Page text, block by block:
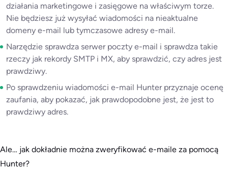
działania marketingowe i zasięgowe na właściwym torze.
Nie będziesz już wysyłać wiadomości na nieaktualne
domeny e-mail lub tymczasowe adresy e-mail.
Narzędzie sprawdza serwer poczty e-mail i sprawdza takie
rzeczy jak rekordy SMTP i MX, aby sprawdzić, czy adres jest
prawdziwy.
Po sprawdzeniu wiadomości e-mail Hunter przyznaje ocenę
zaufania, aby pokazać, jak prawdopodobne jest, że jest to
prawdziwy adres.
Ale… jak dokładnie można zweryfikować e-maile za pomocą
Hunter?